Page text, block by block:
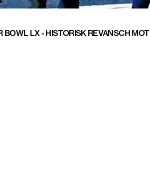
LX - HISTORISK REVANSCH MOT